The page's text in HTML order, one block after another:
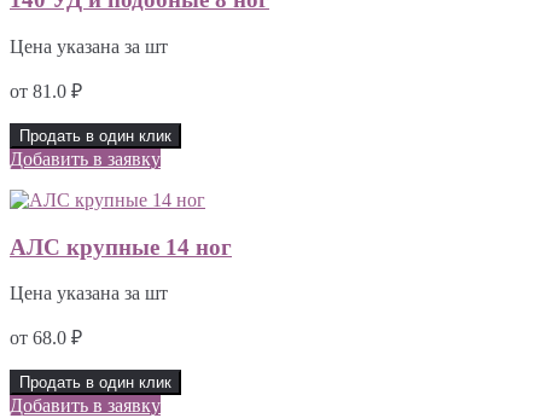
Цена указана за шт
от 81.0 ₽
Продать в один клик
Добавить в заявку
АЛС крупные 14 ног
Цена указана за шт
от 68.0 ₽
Продать в один клик
Добавить в заявку